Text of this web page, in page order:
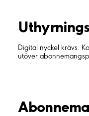
Digital nyckel krävs.
utöver